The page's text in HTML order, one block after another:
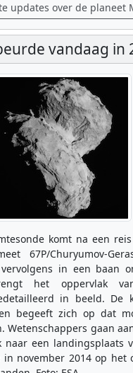
updates over de planeet
vandaag in
komt na een
67P/Churyumov-
in een baan
het oppervlak
in beeld. De
begeeft zich op dat
Wetenschappers gaan
naar een landingsplaats
november 2014 op het